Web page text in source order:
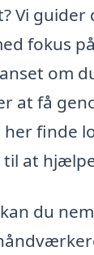
Vi guider
fokus
om
at få
finde
til at
du